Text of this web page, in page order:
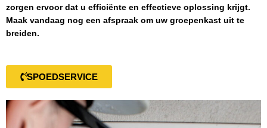
zorgen ervoor dat u efficiënte en effectieve oplossing krijgt.
Maak vandaag nog een afspraak om uw groepenkast uit te
breiden.
SPOEDSERVICE